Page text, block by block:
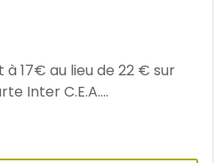
17€ au lieu de 22 € sur
Inter C.E.A....